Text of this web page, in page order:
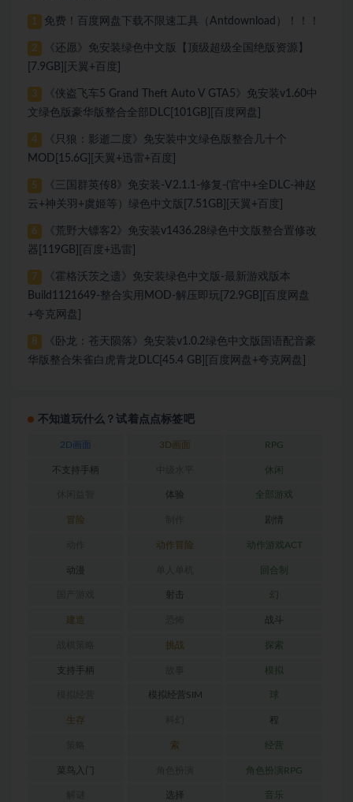
1 免费！百度网盘下载不限速工具（Antdownload）！！！
2
《还愿》免安装绿色中文版【顶级超级全国绝版资源】
[7.9GB][天翼+百度]
3
《侠盗飞车5 Grand Theft Auto V GTA5》免安装v1.60中
文绿色版豪华版整合全部DLC[101GB][百度网盘]
4
《只狼：影逝二度》免安装中文绿色版整合几十个
MOD[15.6G][天翼+迅雷+百度]
5
《三国群英传8》免安装-V2.1.1-修复-(官中+全DLC-神赵
云+神关羽+虞姬等）绿色中文版[7.51GB][天翼+百度]
6
《荒野大镖客2》免安装v1436.28绿色中文版整合置修改
器[119GB][百度+迅雷]
7
《霍格沃茨之遗》免安装绿色中文版-最新游戏版本
Build1121649-整合实用MOD-解压即玩[72.9GB][百度网盘
+夸克网盘]
8
《卧龙：苍天陨落》免安装v1.0.2绿色中文版国语配音豪
华版整合朱雀白虎青龙DLC[45.4 GB][百度网盘+夸克网盘]
不知道玩什么？试着点点标签吧
2D画面 3D画面 RPG
不支持手柄 休闲
体验 全部游戏
冒险 剧情
动作冒险 动作游戏ACT
动漫 回合制
射击 幻
建造 战斗
挑战 探索
支持手柄 模拟
模拟经营SIM 球
生存 程
索 经营
菜鸟入门 角色扮演RPG
选择 音乐